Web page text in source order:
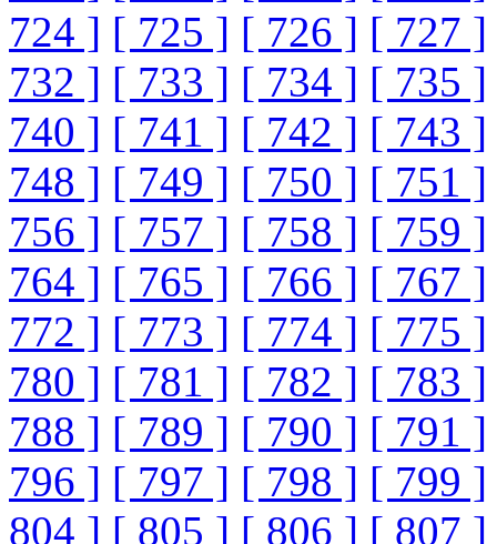
724 ] [ 725 ] [ 726 ] [ 727 ]
732 ] [ 733 ] [ 734 ] [ 735 ]
740 ] [ 741 ] [ 742 ] [ 743 ]
748 ] [ 749 ] [ 750 ] [ 751 ]
756 ] [ 757 ] [ 758 ] [ 759 ]
764 ] [ 765 ] [ 766 ] [ 767 ]
772 ] [ 773 ] [ 774 ] [ 775 ]
780 ] [ 781 ] [ 782 ] [ 783 ]
788 ] [ 789 ] [ 790 ] [ 791 ]
796 ] [ 797 ] [ 798 ] [ 799 ]
804 ] [ 805 ] [ 806 ] [ 807 ]